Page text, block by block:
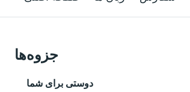
جزوه‌ها
دوستی برای شما